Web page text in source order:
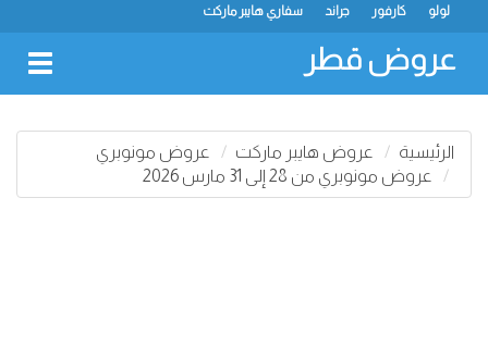
سفاري هايبر ماركت جراند كارفور لولو
عروض قطر
الرئيسية عروض هايبر ماركت
عروض مونوبري
عروض مونوبري من 28 إلى 31 مارس 2026